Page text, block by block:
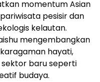
momentum Asian
pesisir dan
kelautan.
mengembangkan
hayati,
baru seperti
budaya.